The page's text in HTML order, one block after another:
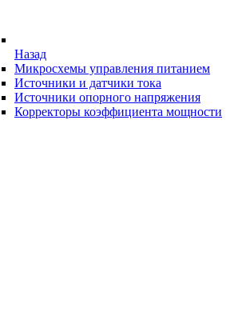
Назад
Микросхемы управления питанием
Источники и датчики тока
Источники опорного напряжения
Корректоры коэффициента мощности